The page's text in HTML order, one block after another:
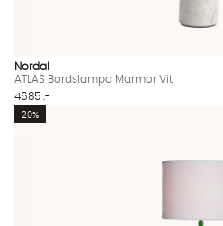
Nordal
ATLAS Bordslampa Marmor Vit
4685 :-
20%